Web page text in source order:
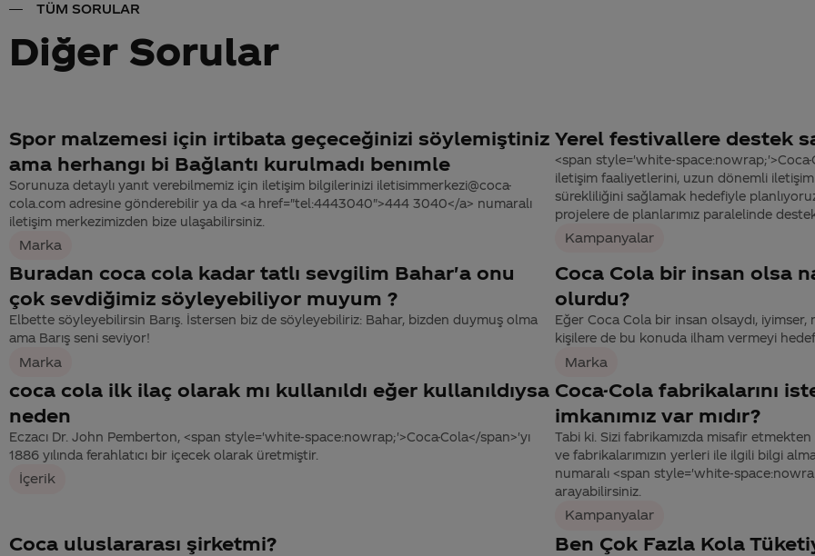
TÜM SORULAR
Diğer Sorular
Spor malzemesi için irtibata geçeceğinizi söylemiştiniz
ama herhangı bi Bağlantı kurulmadı benımle
Sorunuza detaylı yanıt verebilmemiz için iletişim bilgilerinizi iletisimmerkezi@coca-
cola.com adresine gönderebilir ya da <a href="tel:4443040">444 3040</a> numaralı
iletişim merkezimizden bize ulaşabilirsiniz.
Marka
Yerel festivallere destek
<span style='white-space:nowrap;'>Coca-
iletişim faaliyetlerini, uzun dönemli
sürekliliğini sağlamak hedefiyle
projelere de planlarımız paralelinde
Kampanyalar
Buradan coca cola kadar tatlı sevgilim Bahar'a onu
çok sevdiğimiz söyleyebiliyor muyum ?
Elbette söyleyebilirsin Barış. İstersen biz de söyleyebiliriz: Bahar, bizden duymuş olma
ama Barış seni seviyor!
Marka
Coca Cola bir insan olsa
olurdu?
Eğer Coca Cola bir insan olsaydı,
kişilere de bu konuda ilham vermeyi
Marka
coca cola ilk ilaç olarak mı kullanıldı eğer kullanıldıysa
neden
Eczacı Dr. John Pemberton, <span style='white-space:nowrap;'>Coca-Cola</span>'yı
1886 yılında ferahlatıcı bir içecek olarak üretmiştir.
İçerik
Coca-Cola fabrikalarını
imkanımız var mıdır?
Tabi ki. Sizi fabrikamızda misafir
ve fabrikalarımızın yerleri ile ilgili bilgi
numaralı <span style='white-
arayabilirsiniz.
Kampanyalar
Coca uluslararası şirketmi?
Ben Çok Fazla Kola